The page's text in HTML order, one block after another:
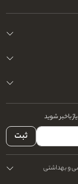
باخبر شوید
ثبت
و بهداشتی